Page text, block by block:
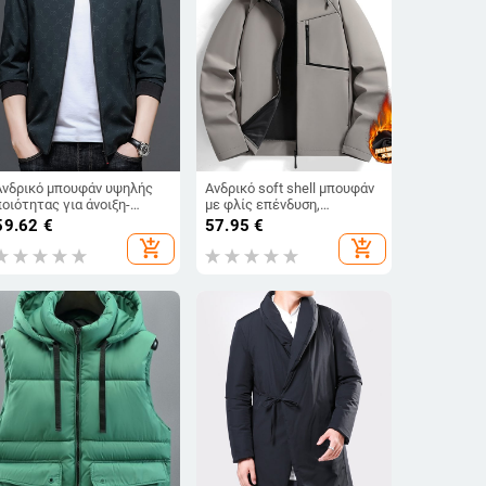
μπουφάν υψηλής
για άνοιξη-
με γιακά
μπέιζμπολ, αντιρυτιδικό
ευέλικτο casual
€
add_shopping_cart
Ανδρικό soft shell μπουφάν
με φλίς επένδυση,
κουκούλα, στενή γραμμή,
57.95 €
add_shopping_cart